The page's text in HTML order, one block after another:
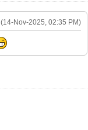
(14-Nov-2025, 02:35 PM)